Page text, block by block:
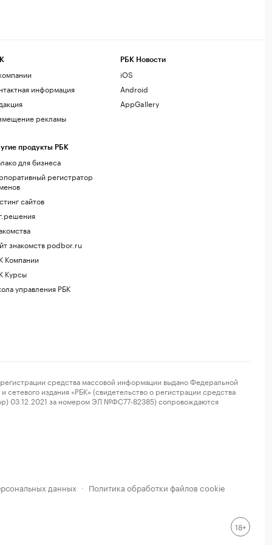
информация
рекламы
продукты РБК
для бизнеса
регистратор
сайтов
знакомств podbor.ru
Компании
Курсы
управления РБК
РБК Новости
iOS
Android
AppGallery
средства массовой информации выдано Федеральной
издания «РБК» (свидетельство о регистрации средства
03.12.2021 за номером ЭЛ №ФС77-82385) сопровождаются
данных · Политика обработки файлов cookie
18+